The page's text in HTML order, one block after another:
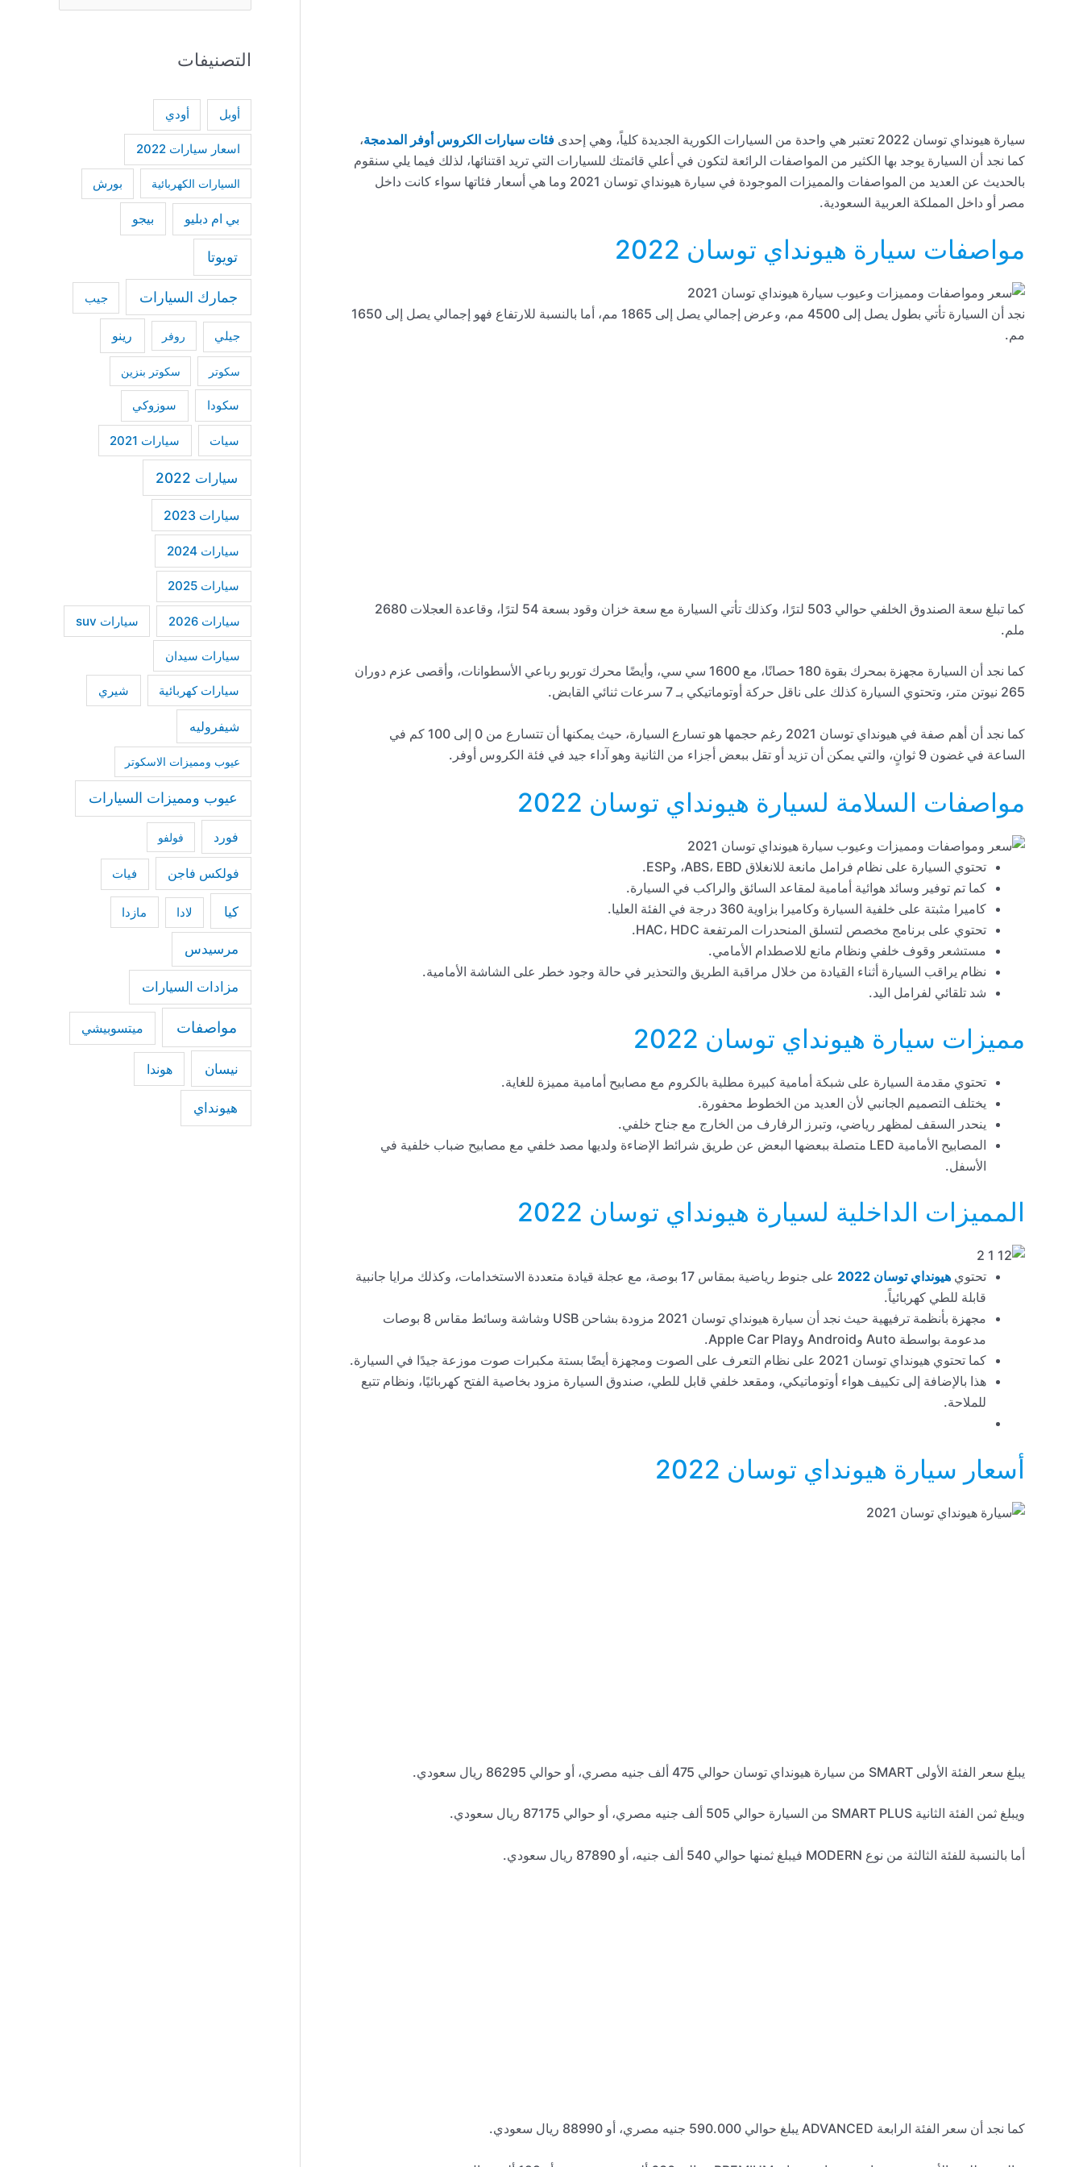
سيارة هيونداي توسان 2022 تعتبر هي واحدة من السيارات الكورية الجديدة كلياً، وهي إحدى فئات سيارات الكروس أوفر المدمجة،
كما نجد أن السيارة يوجد بها الكثير من المواصفات الرائعة لتكون في أعلي قائمتك للسيارات التي تريد اقتنائها، لذلك فيما يلي سنقوم
بالحديث عن العديد من المواصفات والمميزات الموجودة في سيارة هيونداي توسان 2021 وما هي أسعار فئاتها سواء كانت داخل
مصر أو داخل المملكة العربية السعودية.
مواصفات سيارة هيونداي توسان 2022
نجد أن السيارة تأتي بطول يصل إلى 4500 مم، وعرض إجمالي يصل إلى 1865 مم، أما بالنسبة للارتفاع فهو إجمالي يصل إلى 1650
مم.
كما تبلغ سعة الصندوق الخلفي حوالي 503 لترًا، وكذلك تأتي السيارة مع سعة خزان وقود بسعة 54 لترًا، وقاعدة العجلات 2680
ملم.
كما نجد أن السيارة مجهزة بمحرك بقوة 180 حصانًا، مع 1600 سي سي، وأيضًا محرك توربو رباعي الأسطوانات، وأقصى عزم دوران
265 نيوتن متر، وتحتوي السيارة كذلك على ناقل حركة أوتوماتيكي بـ 7 سرعات ثنائي القابض.
كما نجد أن أهم صفة في هيونداي توسان 2021 رغم حجمها هو تسارع السيارة، حيث يمكنها أن تتسارع من 0 إلى 100 كم في
الساعة في غضون 9 ثوانٍ، والتي يمكن أن تزيد أو تقل ببعض أجزاء من الثانية وهو آداء جيد في فئة الكروس أوفر.
مواصفات السلامة لسيارة هيونداي توسان 2022
تحتوي السيارة على نظام فرامل مانعة للانغلاق ABS، EBD، وESP.
كما تم توفير وسائد هوائية أمامية لمقاعد السائق والراكب في السيارة.
كاميرا مثبتة على خلفية السيارة وكاميرا بزاوية 360 درجة في الفئة العليا.
تحتوي على برنامج مخصص لتسلق المنحدرات المرتفعة HAC، HDC.
مستشعر وقوف خلفي ونظام مانع للاصطدام الأمامي.
نظام يراقب السيارة أثناء القيادة من خلال مراقبة الطريق والتحذير في حالة وجود خطر على الشاشة الأمامية.
شد تلقائي لفرامل اليد.
مميزات سيارة هيونداي توسان 2022
تحتوي مقدمة السيارة على شبكة أمامية كبيرة مطلية بالكروم مع مصابيح أمامية مميزة للغاية.
يختلف التصميم الجانبي لأن العديد من الخطوط محفورة.
ينحدر السقف لمظهر رياضي، وتبرز الرفارف من الخارج مع جناح خلفي.
المصابيح الأمامية LED متصلة ببعضها البعض عن طريق شرائط الإضاءة ولديها مصد خلفي مع مصابيح ضباب خلفية في
الأسفل.
المميزات الداخلية لسيارة هيونداي توسان 2022
تحتوي هيونداي توسان 2022
على جنوط رياضية بمقاس 17 بوصة، مع عجلة قيادة متعددة الاستخدامات، وكذلك مرايا جانبية
قابلة للطي كهربائياً.
مجهزة بأنظمة ترفيهية حيث نجد أن سيارة هيونداي توسان 2021 مزودة بشاحن USB وشاشة وسائط مقاس 8 بوصات
مدعومة بواسطة Auto وAndroid وApple Car Play.
كما تحتوي هيونداي توسان 2021 على نظام التعرف على الصوت ومجهزة أيضًا بستة مكبرات صوت موزعة جيدًا في السيارة.
هذا بالإضافة إلى تكييف هواء أوتوماتيكي، ومقعد خلفي قابل للطي، صندوق السيارة مزود بخاصية الفتح كهربائيًا، ونظام تتبع
للملاحة.
أسعار سيارة هيونداي توسان 2022
يبلغ سعر الفئة الأولى SMART من سيارة هيونداي توسان حوالي 475 ألف جنيه مصري، أو حوالي 86295 ريال سعودي.
ويبلغ ثمن الفئة الثانية SMART PLUS من السيارة حوالي 505 ألف جنيه مصري، أو حوالي 87175 ريال سعودي.
أما بالنسبة للفئة الثالثة من نوع MODERN فيبلغ ثمنها حوالي 540 ألف جنيه، أو 87890 ريال سعودي.
كما نجد أن سعر الفئة الرابعة ADVANCED يبلغ حوالي 590.000 جنيه مصري، أو 88990 ريال سعودي.
e
r
f
o
التصنيفات
أوبل أودي
اسعار سيارات 2022
السيارات الكهربائية بورش
بي ام دبليو بيجو
تويوتا
جمارك السيارات جيب
جيلي روفر رينو
سكوتر سكوتر بنزين
سكودا سوزوكي
سيات سيارات 2021
سيارات 2022
سيارات 2023
سيارات 2024
سيارات 2025
سيارات 2026 سيارات suv
سيارات سيدان
سيارات كهربائية شيري
شيفروليه
عيوب ومميزات الاسكوتر
عيوب ومميزات السيارات
فورد فولفو
فولكس فاجن فيات
كيا لادا مازدا
مرسيدس
مزادات السيارات
مواصفات ميتسوبيشي
نيسان هوندا
هيونداي